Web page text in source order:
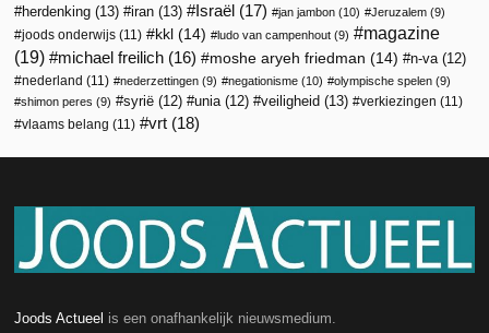
herdenking (13) iran (13) Israël (17) jan jambon (10) Jeruzalem (9)
joods onderwijs (11) kkl (14) ludo van campenhout (9)
magazine
(19)
michael freilich (16) moshe aryeh friedman (14) n-va(12)
nederland (11) nederzettingen (9) negationisme (10) olympische spelen (9)
shimon peres (9) syrië (12) unia(12) veiligheid (13) verkiezingen (11)
vlaams belang (11) vrt (18)
Joods Actueel is een onafhankelijk nieuwsmedium.